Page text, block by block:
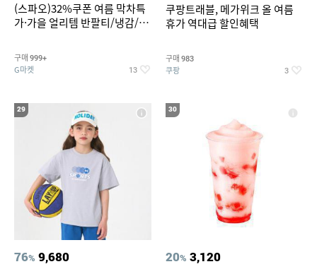
(스파오)32%쿠폰 여름 막차특
가·가을 얼리템 반팔티/냉감/반
건 외 ~74%OFF
구매 999+
G마켓 13
쿠팡트래블, 메가위크 올 여름
휴가 역대급 할인혜택
구매 983
쿠팡 3
29
76% 9,680
30
20% 3,120